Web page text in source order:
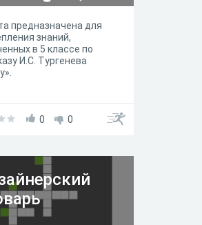
предназначена для
знаний,
в 5 классе по
И.С. Тургенева
0 0